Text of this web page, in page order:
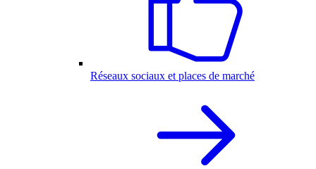
Réseaux sociaux et places de marché